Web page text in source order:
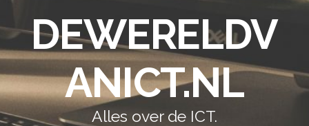
DEWERELDV
ANICT.NL
Alles over de ICT.